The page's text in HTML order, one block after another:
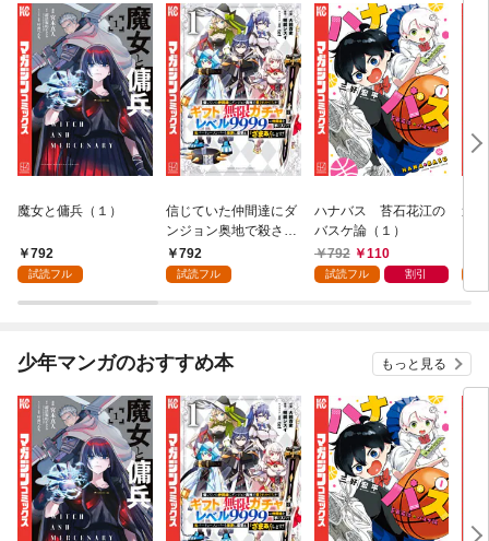
魔女と傭兵（１）
792
試読フル
信じていた仲間達にダ
ンジョン奥地で殺され
かけたがギフト『無限
ガチャ』でレベル９９
『ざまぁ！』します！
（１）
792
試読フル
ハナバス 苔石花江の
バスケ論（１）
792
110
試読フル 割引
追
強
～
（
少年マンガのおすすめ本 もっと見る